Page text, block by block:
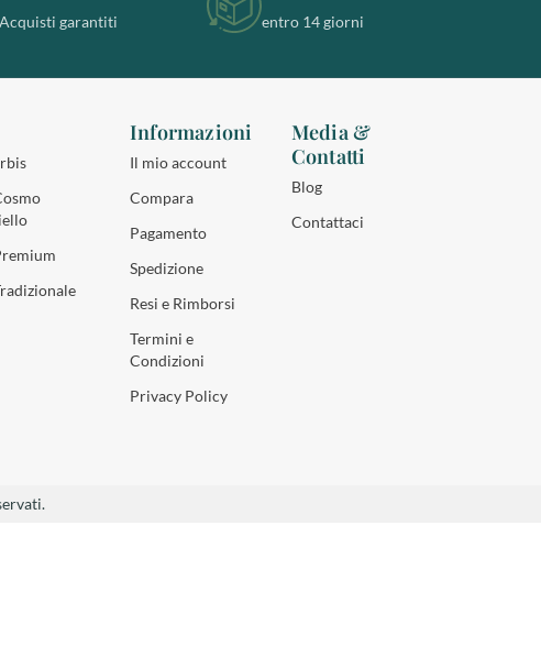
Acquisti garantiti
entro 14 giorni
Informazioni
Il mio account
Compara
Pagamento
Spedizione
Resi e Rimborsi
Termini e
Condizioni
Privacy Policy
Media &
Contatti
Blog
Contattaci